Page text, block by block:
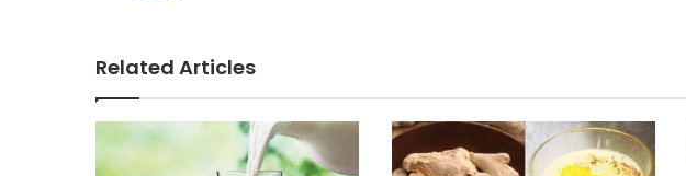
Related Articles